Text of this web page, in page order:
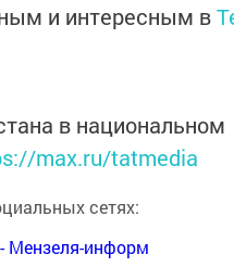
и интересным в
в национальном
max.ru/tatmedia
сетях:
Мензеля-информ